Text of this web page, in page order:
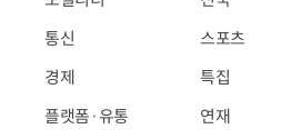
통신
경제
플랫폼·유통
스포츠
특집
연재